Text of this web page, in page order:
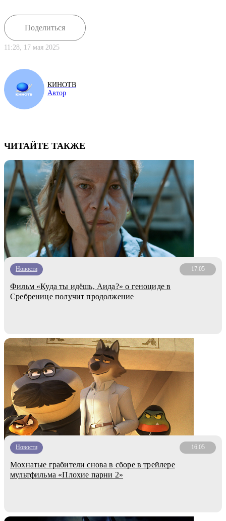
Поделиться
11:28, 17 мая 2025
КИНОТВ
Автор
ЧИТАЙТЕ ТАКЖЕ
Новости 17.05
Фильм «Куда ты идёшь, Аида?» о геноциде в
Сребренице получит продолжение
Новости 16.05
Мохнатые грабители снова в сборе в трейлере
мультфильма «Плохие парни 2»